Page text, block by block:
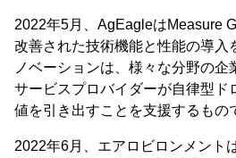
2022年5月、AgEagleはMeasure
改善された技術機能と性能の導入
ノベーションは、様々な分野の企
サービスプロバイダーが自律型ド
値を引き出すことを支援するもの
2022年6月、エアロビロンメント